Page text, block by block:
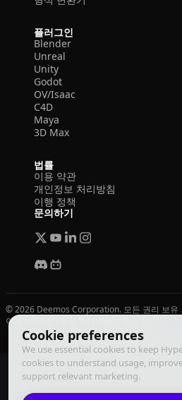
Cookie preferences
We use essential cookies to keep
cookies to understand usage,
support relevant marketing.
플러그인
Blender
Unreal
Unity
Godot
OV/Isaac
C4D
Maya
3D Max
법률
이용 약관
개인정보 처리방침
이행 정책
문의하기
© 2026 Deemos Corporation. 모든 권리 보유
이용 약관